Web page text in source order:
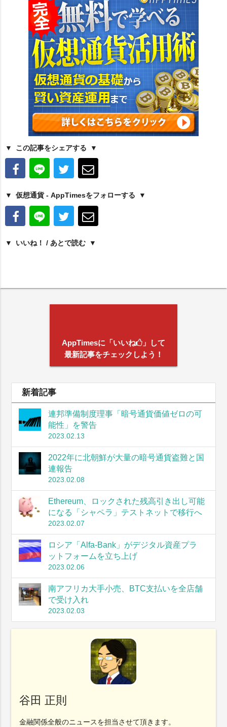
この記事をシェアする
仮想通貨 - AppTimesをフォローする
いいね！ / あとで読む
AppTimesに「いいね
」して
最新記事をチェックしよう！
新着記事
連邦準備制度理事「暗号通貨価値ゼロの可
能性」を警告
2023.02.13
2022年に北朝鮮が大量の暗号通貨盗難と国
連報告
2023.02.08
Ethereum、ロックされた残高引き出し可能
になる「シャペラ」テストネットで移行へ
2023.02.07
ロシア「Alfa-Bank」がデジタル資産プラ
ットフォームを立ち上げ
2023.02.06
南アフリカ大手小売、BTC支払いを全店舗
で受け入れ
2023.02.03
谷田 正則
金融関係全般のニュースを担当させて頂きます。